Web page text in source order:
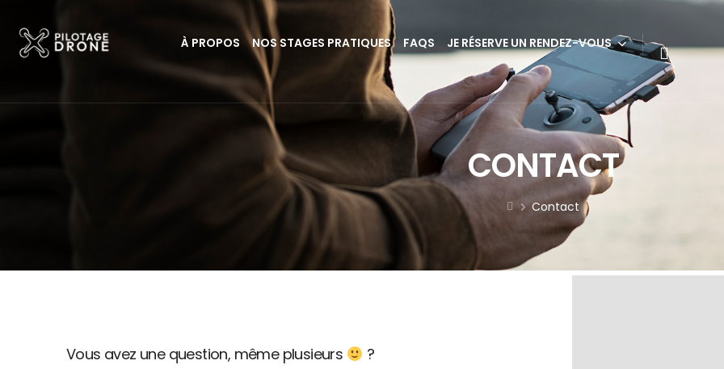
À PROPOS NOS STAGES PRATIQUES FAQS JE RÉSERVE UN RENDEZ-VOUS
CONTACT
Contact
Vous avez une question, même plusieurs ?